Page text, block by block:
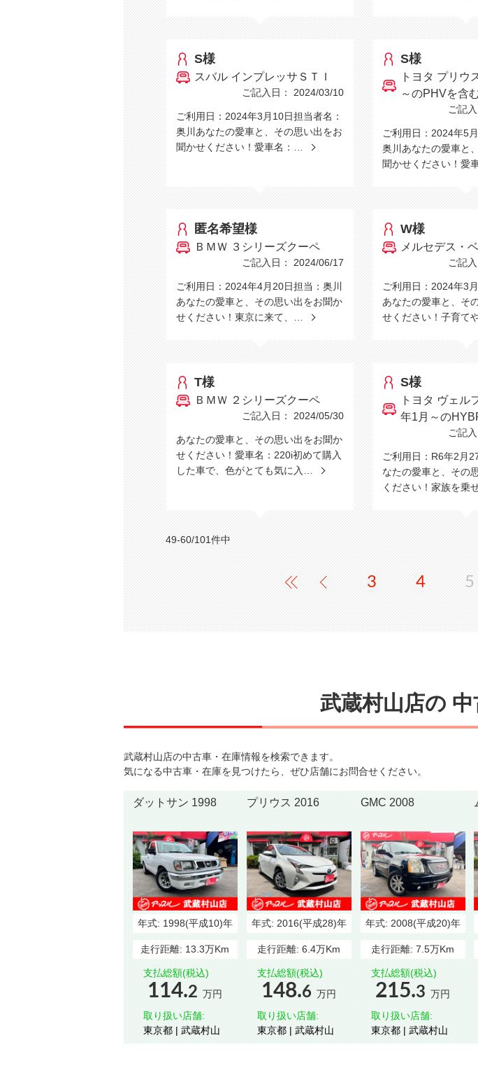
S様
スバル インプレッサＳＴＩ
ご記入日： 2024/03/10
ご利用日：2024年3月10日担当者名：
奥川あなたの愛車と、その思い出をお
聞かせください！愛車名：…
S様
トヨタ プリウ
～のPHVを含む
ご記
ご利用日：2024年5
奥川あなたの愛車と
聞かせください！愛
匿名希望様
ＢＭＷ ３シリーズクーペ
ご記入日： 2024/06/17
ご利用日：2024年4月20日担当：奥川
あなたの愛車と、その思い出をお聞か
せください！東京に来て、…
W様
メルセデス・
ご記
ご利用日：2024年3
あなたの愛車と、そ
せください！子育て
T様
ＢＭＷ ２シリーズクーペ
ご記入日： 2024/05/30
あなたの愛車と、その思い出をお聞か
せください！愛車名：220i初めて購入
した車で、色がとても気に入…
S様
トヨタ ヴェル
年1月～の
ご記
ご利用日：R6年2月
なたの愛車と、その
ください！家族を乗
49-60/101件中
3 4 5
武蔵村山店の 中
武蔵村山店の中古車・在庫情報を検索できます。
気になる中古車・在庫を見つけたら、ぜひ店舗にお問合せください。
ダットサン 1998
年式: 1998(平成10)年
走行距離: 13.3万Km
支払総額(税込)
114.2 万円
取り扱い店舗:
東京都 | 武蔵村山
プリウス 2016
年式: 2016(平成28)年
走行距離: 6.4万Km
支払総額(税込)
148.6 万円
取り扱い店舗:
東京都 | 武蔵村山
GMC 2008
年式: 2008(平成20)年
走行距離: 7.5万Km
支払総額(税込)
215.3 万円
取り扱い店舗:
東京都 | 武蔵村山